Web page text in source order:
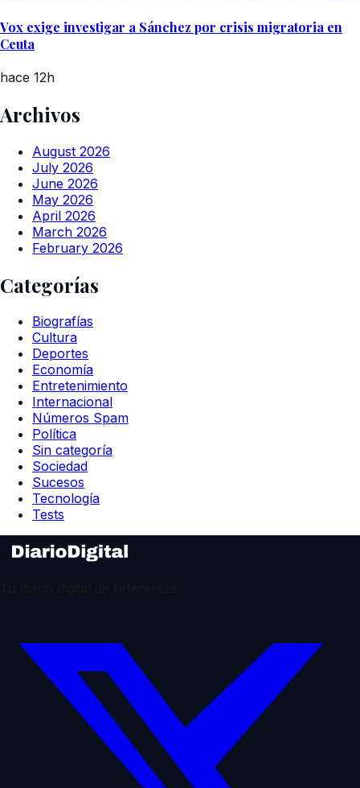
Vox exige investigar a Sánchez por crisis migratoria en
Ceuta
hace 12h
Archivos
August 2026
July 2026
June 2026
May 2026
April 2026
March 2026
February 2026
Categorías
Biografías
Cultura
Deportes
Economía
Entretenimiento
Internacional
Números Spam
Política
Sin categoría
Sociedad
Sucesos
Tecnología
Tests